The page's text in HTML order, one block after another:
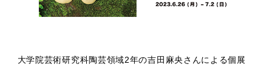
大学院芸術研究科陶芸領域2年の吉田麻央さんによる個展